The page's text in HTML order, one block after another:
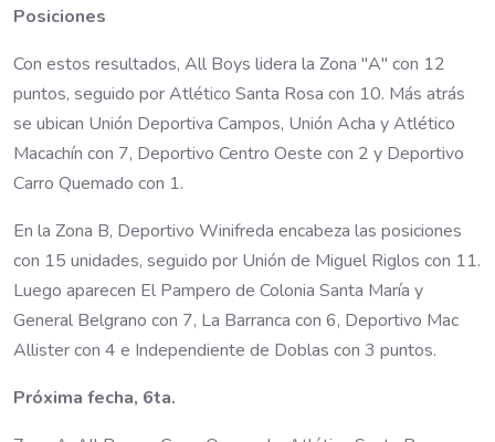
Posiciones
Con estos resultados, All Boys lidera la Zona "A" con 12
puntos, seguido por Atlético Santa Rosa con 10. Más atrás
se ubican Unión Deportiva Campos, Unión Acha y Atlético
Macachín con 7, Deportivo Centro Oeste con 2 y Deportivo
Carro Quemado con 1.
En la Zona B, Deportivo Winifreda encabeza las posiciones
con 15 unidades, seguido por Unión de Miguel Riglos con 11.
Luego aparecen El Pampero de Colonia Santa María y
General Belgrano con 7, La Barranca con 6, Deportivo Mac
Allister con 4 e Independiente de Doblas con 3 puntos.
Próxima fecha, 6ta.